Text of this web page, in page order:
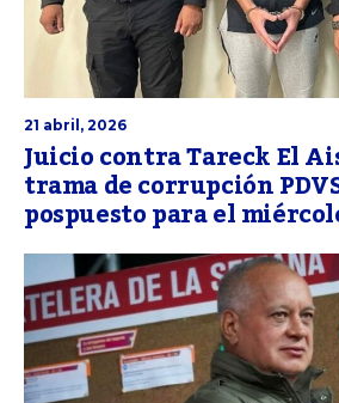
21 abril, 2026
Juicio contra Tareck El
trama de corrupción
pospuesto para el